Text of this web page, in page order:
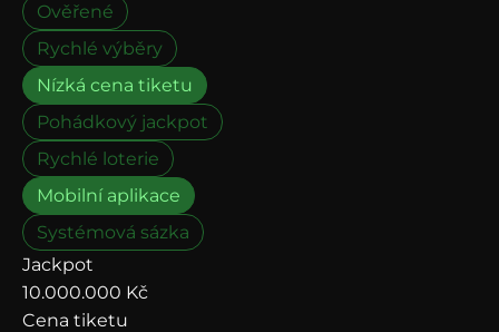
Ověřené
Rychlé výběry
Nízká cena tiketu
Pohádkový jackpot
Rychlé loterie
Mobilní aplikace
Systémová sázka
Jackpot
10.000.000 Kč
Cena tiketu